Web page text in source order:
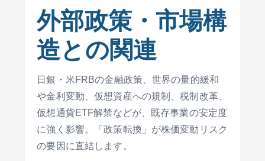
外部政策・市場構
造との関連
日銀・米FRBの金融政策、世界の量的緩和
や金利変動、仮想資産への規制、税制改革、
仮想通貨ETF解禁などが、既存事業の安定度
に強く影響。「政策転換」が株価変動リスク
の要因に直結します。